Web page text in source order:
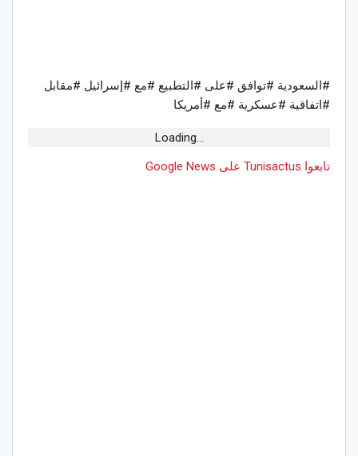
#السعودية #توافق #على #التطبيع #مع #إسرائيل #مقابل
#اتفاقية #عسكرية #مع #أمريكا
Loading...
تابعوا Tunisactus على Google News